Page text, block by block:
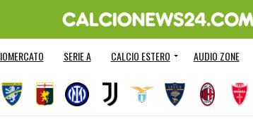
SERIE A CALCIO ESTERO AUDIO ZONE